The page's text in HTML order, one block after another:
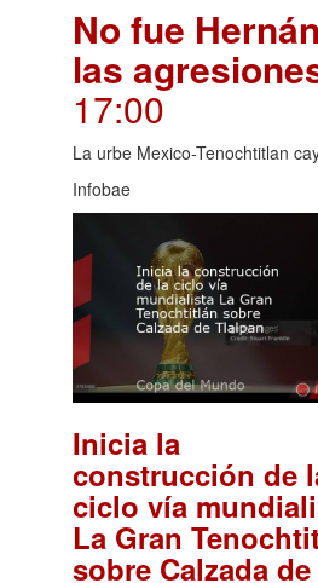
No fue
las
17:00
La urbe Mexico-Tenochtitlan
Infobae
Inicia la
construcción de
ciclo vía
La Gran
sobre Calzada de